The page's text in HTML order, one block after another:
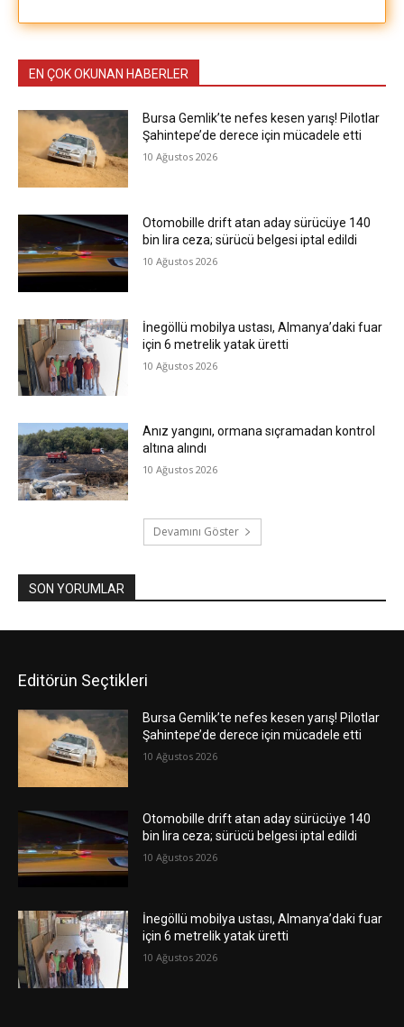
EN ÇOK OKUNAN HABERLER
Bursa Gemlik’te nefes kesen yarış! Pilotlar
Şahintepe’de derece için mücadele etti
10 Ağustos 2026
Otomobille drift atan aday sürücüye 140
bin lira ceza; sürücü belgesi iptal edildi
10 Ağustos 2026
İnegöllü mobilya ustası, Almanya’daki fuar
için 6 metrelik yatak üretti
10 Ağustos 2026
Anız yangını, ormana sıçramadan kontrol
altına alındı
10 Ağustos 2026
Devamını Göster
SON YORUMLAR
Editörün Seçtikleri
Bursa Gemlik’te nefes kesen yarış! Pilotlar
Şahintepe’de derece için mücadele etti
10 Ağustos 2026
Otomobille drift atan aday sürücüye 140
bin lira ceza; sürücü belgesi iptal edildi
10 Ağustos 2026
İnegöllü mobilya ustası, Almanya’daki fuar
için 6 metrelik yatak üretti
10 Ağustos 2026